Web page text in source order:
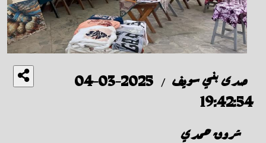
صدى بني سويف /
2025-03-04
19:42:54
شروق حمدي